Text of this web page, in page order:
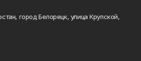
город Белорецк, улица Крупской,